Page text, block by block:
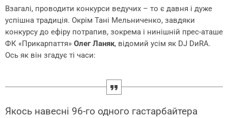
Взагалі, проводити конкурси ведучих – то є давня і дуже
успішна традиція. Окрім Тані Мельниченко, завдяки
конкурсу до ефіру потрапив, зокрема і нинішній прес-аташе
ФК «Прикарпаття» Олег Ланяк, відомий усім як DJ DиRA.
Ось як він згадує ті часи:
Якось навесні 96-го одного гастарбайтера